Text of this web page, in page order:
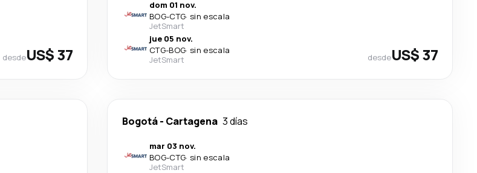
desdeUS$ 37
dom 01 nov.
BOG-CTG· sin escala
JetSmart
jue 05 nov.
CTG-BOG· sin escala
JetSmart
desdeUS$ 37
Bogotá- Cartagena 3 días
mar 03 nov.
BOG-CTG· sin escala
JetSmart